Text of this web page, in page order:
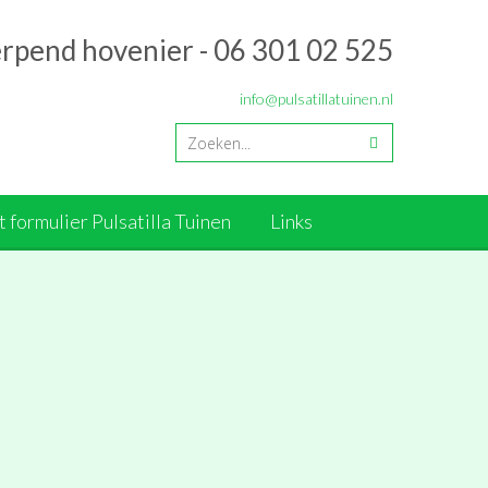
hovenier - 06 301 02 525
info@pulsatillatuinen.nl
formulier Pulsatilla Tuinen Links